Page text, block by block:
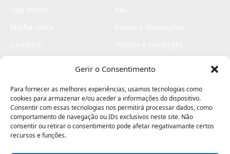
Gerir o Consentimento
Para fornecer as melhores experiências, usamos tecnologias como
cookies para armazenar e/ou aceder a informações do dispositivo.
Consentir com essas tecnologias nos permitirá processar dados, como
comportamento de navegação ou IDs exclusivos neste site. Não
consentir ou retirar o consentimento pode afetar negativamante certos
recursos e funções.
Livro de elogios